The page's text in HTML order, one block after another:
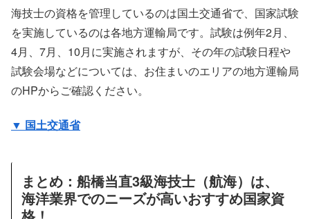
海技士の資格を管理しているのは国土交通省で、国家試験
を実施しているのは各地方運輸局です。試験は例年2月、
4月、7月、10月に実施されますが、その年の試験日程や
試験会場などについては、お住まいのエリアの地方運輸局
のHPからご確認ください。
▼ 国土交通省
まとめ：船橋当直3級海技士（航海）は、
海洋業界でのニーズが高いおすすめ国家資